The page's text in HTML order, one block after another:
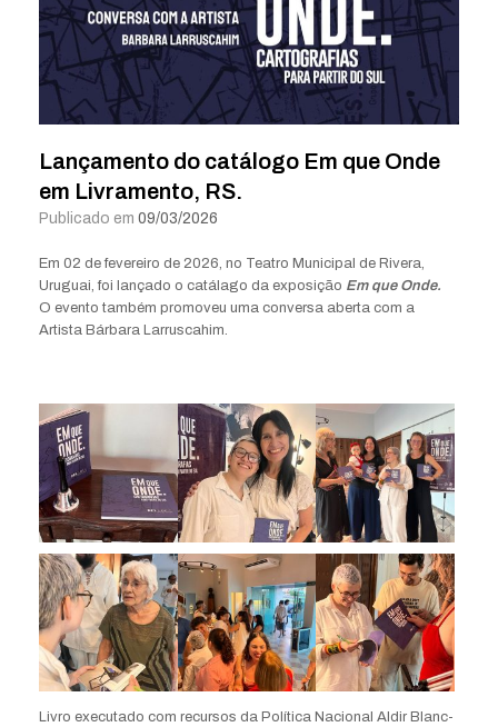
Lançamento do catálogo Em que Onde
em Livramento, RS.
Publicado em 09/03/2026
Em 02 de fevereiro de 2026, no Teatro Municipal de Rivera,
Uruguai, foi lançado o catálago da exposição Em que Onde.
O evento também promoveu uma conversa aberta com a
Artista Bárbara Larruscahim.
Livro executado com recursos da Política Nacional Aldir Blanc-